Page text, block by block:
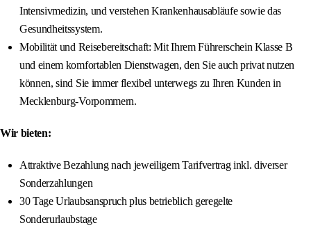
Intensivmedizin, und verstehen Krankenhausabläufe sowie das
Gesundheitssystem.
Mobilität und Reisebereitschaft: Mit Ihrem Führerschein Klasse B
und einem komfortablen Dienstwagen, den Sie auch privat nutzen
können, sind Sie immer flexibel unterwegs zu Ihren Kunden in
Mecklenburg-Vorpommern.
Wir bieten:
Attraktive Bezahlung nach jeweiligem Tarifvertrag inkl. diverser
Sonderzahlungen
30 Tage Urlaubsanspruch plus betrieblich geregelte
Sonderurlaubstage